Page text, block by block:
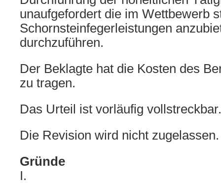
unaufgefordert die im Wettbewerb
Schornsteinfegerleistungen
durchzuführen.
Der Beklagte hat die Kosten des
zu tragen.
Das Urteil ist vorläufig vollstreckbar.
Die Revision wird nicht zugelassen.
Gründe
I.